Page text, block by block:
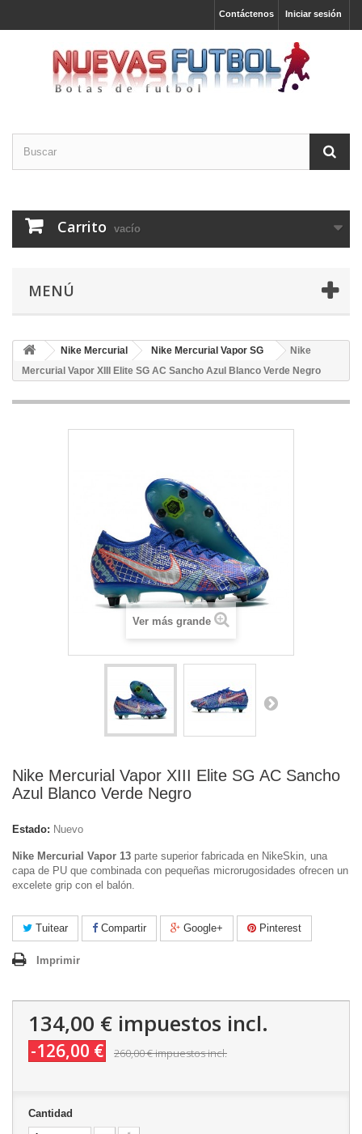
Iniciar sesión
Contáctenos
Carrito vacío
MENÚ
Nike Mercurial Nike Mercurial Vapor SG
Nike
Mercurial Vapor XIII Elite SG AC Sancho Azul Blanco Verde Negro
Ver más grande
Nike Mercurial Vapor XIII Elite SG AC Sancho
Azul Blanco Verde Negro
Estado: Nuevo
Nike Mercurial Vapor 13 parte superior fabricada en NikeSkin, una
capa de PU que combinada con pequeñas microrugosidades ofrecen un
excelete grip con el balón.
Tuitear Compartir Google+ Pinterest
Imprimir
134,00 € impuestos incl.
-126,00 € 260,00 €impuestos incl.
Cantidad